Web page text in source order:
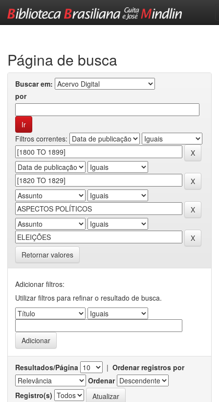
Página de busca
Buscar em:
por
Filtros correntes:
Retornar valores
Adicionar filtros:
Utilizar filtros para refinar o resultado de busca.
Resultados/Página | Ordenar registros por
Ordenar
Registro(s)